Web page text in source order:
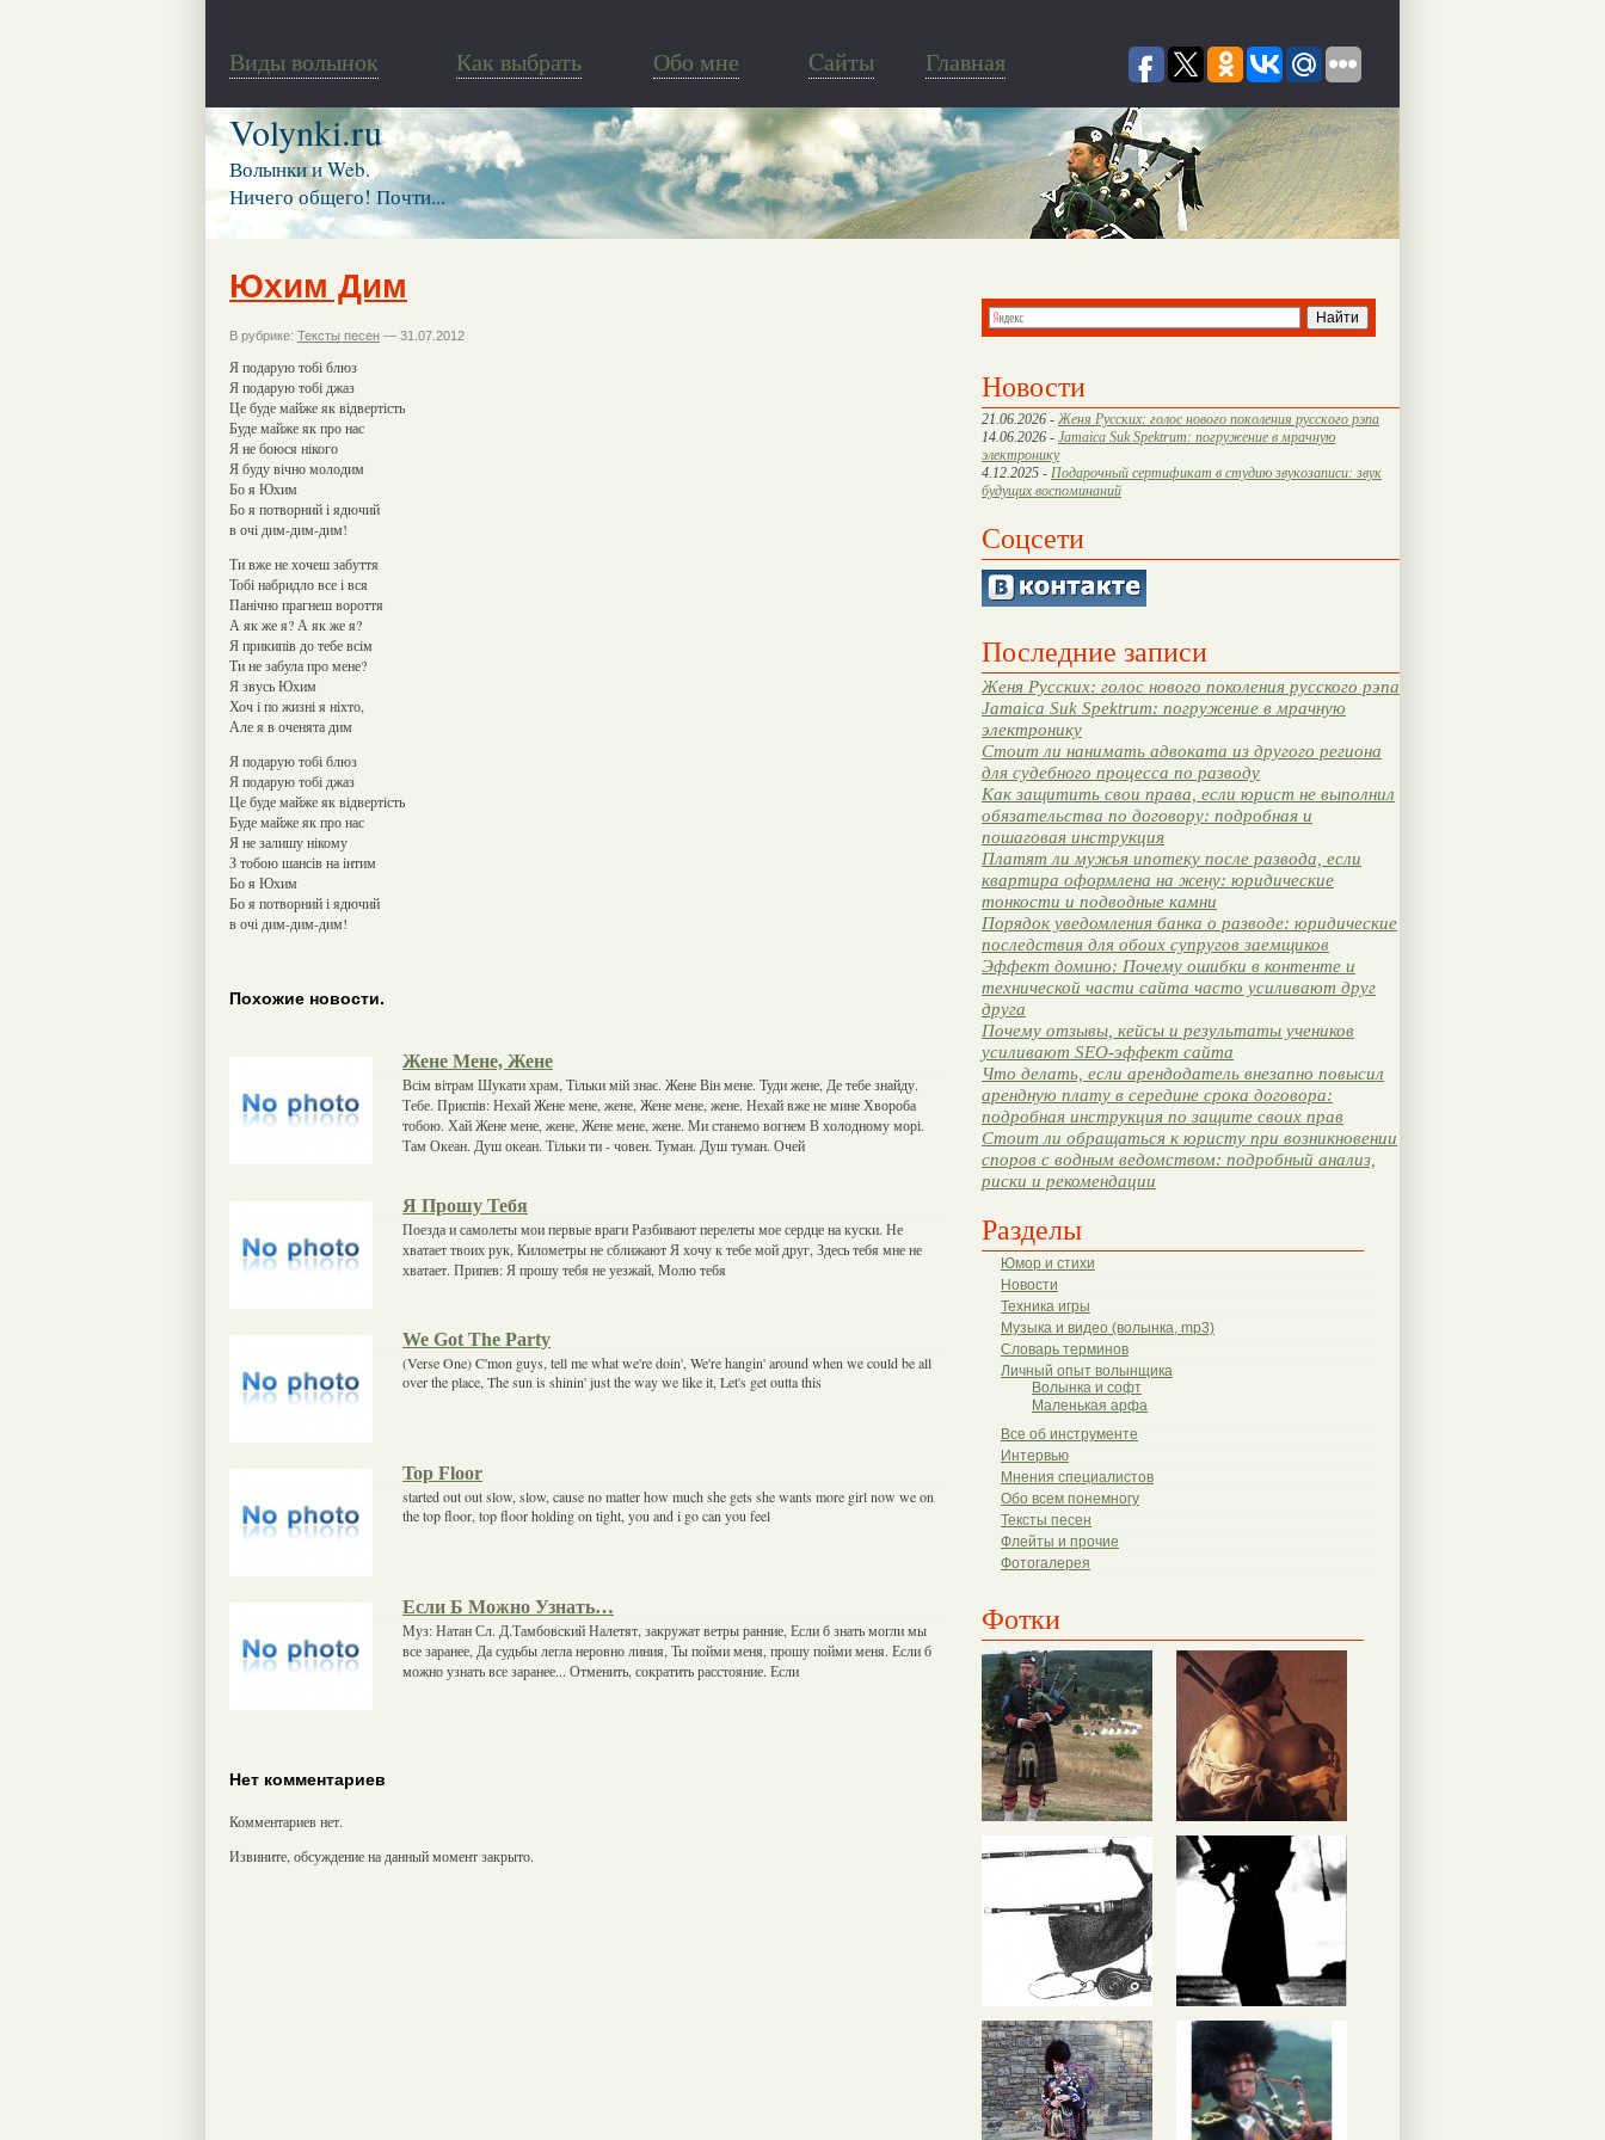
Виды волынок Как выбрать Обо мне Cайты Главная
Volynki.ru
Волынки и Web.
Ничего общего! Почти...
Новости
21.06.2026 - Женя Русских: голос нового поколения русского рэпа
14.06.2026 - Jamaica Suk Spektrum: погружение в мрачную
электронику
4.12.2025 - Подарочный сертификат в студию звукозаписи: звук
будущих воспоминаний
Соцсети
Последние записи
Женя Русских: голос нового поколения русского рэпа
Jamaica Suk Spektrum: погружение в мрачную
электронику
Стоит ли нанимать адвоката из другого региона
для судебного процесса по разводу
Как защитить свои права, если юрист не выполнил
обязательства по договору: подробная и
пошаговая инструкция
Платят ли мужья ипотеку после развода, если
квартира оформлена на жену: юридические
тонкости и подводные камни
Порядок уведомления банка о разводе: юридические
последствия для обоих супругов заемщиков
Эффект домино: Почему ошибки в контенте и
технической части сайта часто усиливают друг
друга
Почему отзывы, кейсы и результаты учеников
усиливают SEO-эффект сайта
Что делать, если арендодатель внезапно повысил
арендную плату в середине срока договора:
подробная инструкция по защите своих прав
Стоит ли обращаться к юристу при возникновении
споров с водным ведомством: подробный анализ,
риски и рекомендации
Разделы
Юмор и стихи
Новости
Техника игры
Музыка и видео (волынка, mp3)
Словарь терминов
Личный опыт волынщика
Волынка и софт
Маленькая арфа
Все об инструменте
Интервью
Мнения специалистов
Обо всем понемногу
Тексты песен
Флейты и прочие
Фотогалерея
Фотки
Юхим Дим
В рубрике: Тексты песен — 31.07.2012
Я подарую тобі блюз
Я подарую тобі джаз
Це буде майже як відвертість
Буде майже як про нас
Я не боюся нікого
Я буду вічно молодим
Бо я Юхим
Бо я потворний і ядючий
в очі дим-дим-дим!
Ти вже не хочеш забуття
Тобі набридло все і вся
Панічно прагнеш вороття
А як же я? А як же я?
Я прикипів до тебе всім
Ти не забула про мене?
Я звусь Юхим
Хоч і по жизні я ніхто,
Але я в оченята дим
Я подарую тобі блюз
Я подарую тобі джаз
Це буде майже як відвертість
Буде майже як про нас
Я не залишу нікому
З тобою шансів на інтим
Бо я Юхим
Бо я потворний і ядючий
в очі дим-дим-дим!
Похожие новости.
Жене Мене, Жене
Всім вітрам Шукати храм, Тільки мій знає. Жене Він мене. Туди жене, Де тебе знайду.
Тебе. Приспів: Нехай Жене мене, жене, Жене мене, жене. Нехай вже не мине Хвороба
тобою. Хай Жене мене, жене, Жене мене, жене. Ми станемо вогнем В холодному морі.
Там Океан. Душ океан. Тільки ти - човен. Туман. Душ туман. Очей
Я Прошу Тебя
Поезда и самолеты мои первые враги Разбивают перелеты мое сердце на куски. Не
хватает твоих рук, Километры не сближают Я хочу к тебе мой друг, Здесь тебя мне не
хватает. Припев: Я прошу тебя не уезжай, Молю тебя
We Got The Party
(Verse One) C'mon guys, tell me what we're doin', We're hangin' around when we could be all
over the place, The sun is shinin' just the way we like it, Let's get outta this
Top Floor
started out out slow, slow, cause no matter how much she gets she wants more girl now we on
the top floor, top floor holding on tight, you and i go can you feel
Если Б Можно Узнать…
Муз: Натан Сл. Д.Тамбовский Налетят, закружат ветры ранние, Если б знать могли мы
все заранее, Да судьбы легла неровно линия, Ты пойми меня, прошу пойми меня. Если б
можно узнать все заранее... Отменить, сократить расстояние. Если
Нет комментариев
Комментариев нет.
Извините, обсуждение на данный момент закрыто.